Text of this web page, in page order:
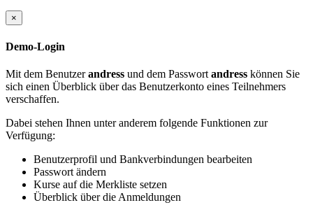
×
Demo-Login
Mit dem Benutzerandress und dem Passwort andress können Sie
sich einen Überblick über das Benutzerkonto eines Teilnehmers
verschaffen.
Dabei stehen Ihnen unter anderem folgende Funktionen zur
Verfügung:
Benutzerprofil und Bankverbindungen bearbeiten
Passwort ändern
Kurse auf die Merkliste setzen
Überblick über die Anmeldungen